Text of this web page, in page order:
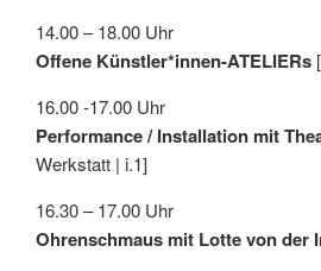
14.00 – 18.00 Uhr
Offene Künstler*innen-ATELIERs
16.00 -17.00 Uhr
Performance / Installation mit
Werkstatt | i.1]
16.30 – 17.00 Uhr
Ohrenschmaus mit Lotte von der